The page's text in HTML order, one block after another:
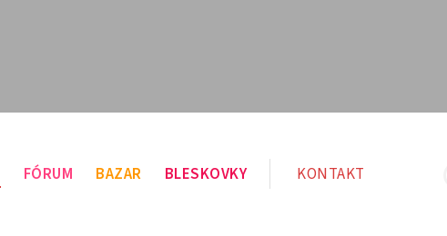
FÓRUM BAZAR BLESKOVKY KONTAKT